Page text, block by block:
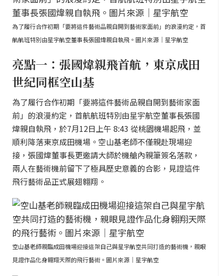
為了履行合作初期「要將這件藝術品親自開到藝術家面前」的浪漫約定，首
航航班特別由星宇航空董事長張國煒親自執飛。圖片來源｜星宇航空
亮點一：張國煒親飛首航，東京成田
世紀同框空山基
為了履行合作初期「要將這件藝術品親自開到藝術家面
前」的浪漫約定，首航航班特別由星宇航空董事長張國
煒親自執飛，於7月12日上午 8:43 從桃園機場起飛，並
順利降落東京成田機場。空山基老師不僅親赴現場迎
接，張國煒董事長更邀請大師於機艙內親筆簽名落款，
兩人在藝術機前留下了極具歷史意義的合影，見證這件
飛行藝術品正式展翅翱翔。
空山基老師親臨成田機場迎接這架自己與星宇航空共同打造的藝術機，親眼
見證作品化身翱翔天際的飛行藝術。圖片來源｜星宇航空